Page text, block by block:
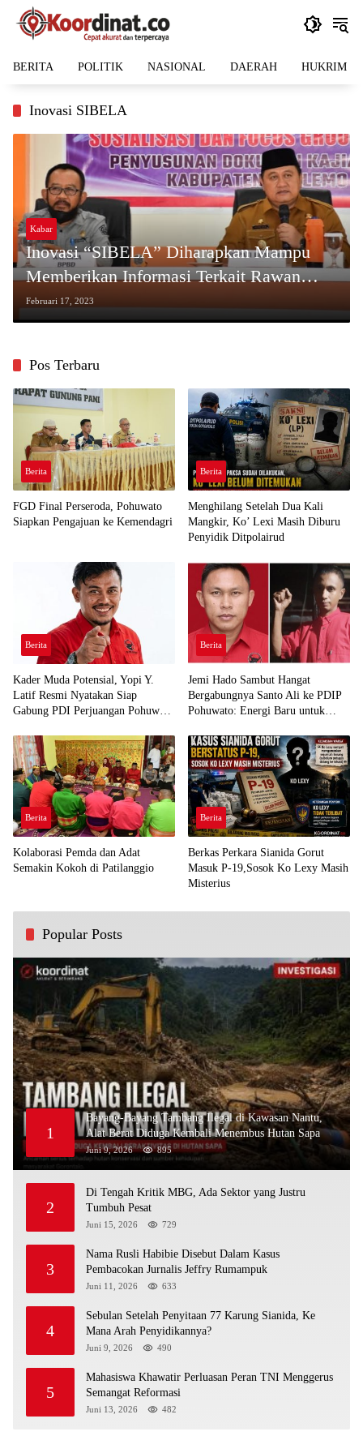
Langsung
BERITA POLITIK NASIONAL DAERAH HUKRIM
Inovasi SIBELA
Kabar
Inovasi “SIBELA” Diharapkan Mampu
Memberikan Informasi Terkait Rawan
Bencana
Februari 17, 2023
Pos Terbaru
Berita
FGD Final Perseroda, Pohuwato
Siapkan Pengajuan ke Kemendagri
Berita
Menghilang Setelah Dua Kali
Mangkir, Ko’ Lexi Masih Diburu
Penyidik Ditpolairud
Berita
Kader Muda Potensial, Yopi Y.
Latif Resmi Nyatakan Siap
Gabung PDI Perjuangan Pohuwato
Berita
Jemi Hado Sambut Hangat
Bergabungnya Santo Ali ke PDIP
Pohuwato: Energi Baru untuk
Berita
Kolaborasi Pemda dan Adat
Semakin Kokoh di Patilanggio
Berita
Berkas Perkara Sianida Gorut
Masuk P-19,Sosok Ko Lexy Masih
Misterius
Popular Posts
1
Bayang-Bayang Tambang Ilegal di Kawasan Nantu,
Alat Berat Diduga Kembali Menembus Hutan Sapa
Juni 9, 2026 895
2
Di Tengah Kritik MBG, Ada Sektor yang Justru
Tumbuh Pesat
Juni 15, 2026 729
3
Nama Rusli Habibie Disebut Dalam Kasus
Pembacokan Jurnalis Jeffry Rumampuk
Juni 11, 2026 633
4
Sebulan Setelah Penyitaan 77 Karung Sianida, Ke
Mana Arah Penyidikannya?
Juni 9, 2026 490
5
Mahasiswa Khawatir Perluasan Peran TNI Menggerus
Semangat Reformasi
Juni 13, 2026 482